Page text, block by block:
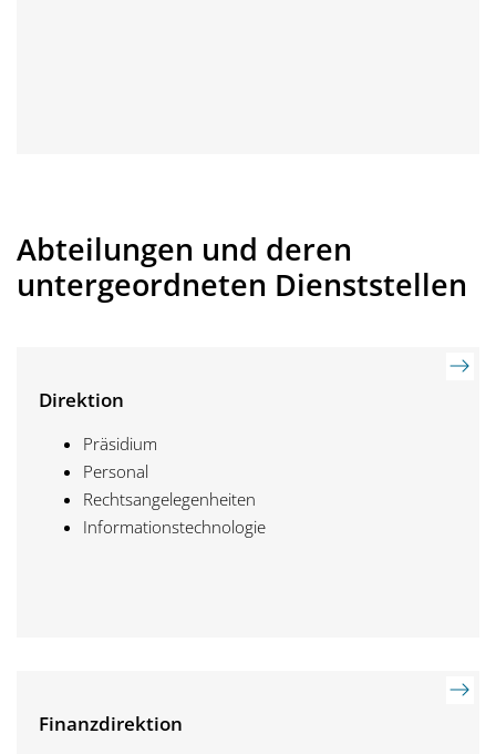
Abteilungen und deren
untergeordneten Dienststellen
Direktion
Präsidium
Personal
Rechtsangelegenheiten
Informationstechnologie
Finanzdirektion